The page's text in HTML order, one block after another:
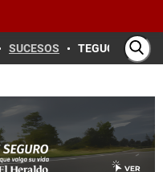
SUCESOS TEGUCIGALPA